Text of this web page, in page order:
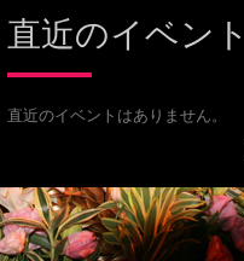
直近のイベント
直近のイベントはありません。